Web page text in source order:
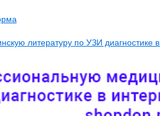
литературу по УЗИ диагностике